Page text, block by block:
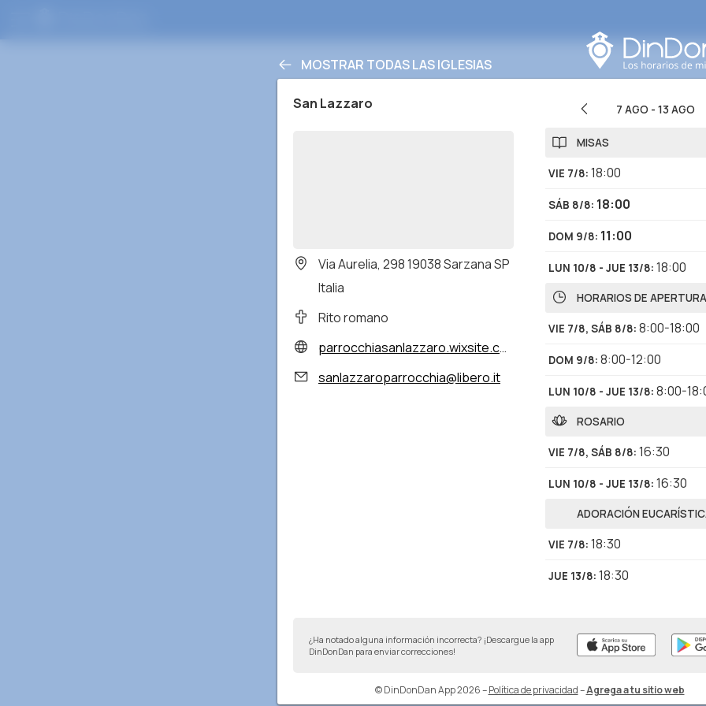
MOSTRAR TODAS LAS IGLESIAS
San Lazzaro
Via Aurelia, 298 19038 Sarzana SP
Italia
Rito romano
parrocchiasanlazzaro.wixsite.com/sanlazzaro
sanlazzaroparrocchia@libero.it
7 AGO - 13 AGO
MISAS
VIE 7/8: 18:00
SÁB 8/8: 18:00
DOM 9/8: 11:00
LUN 10/8 - JUE 13/8: 18:00
HORARIOS DE APERTURA
VIE 7/8, SÁB 8/8: 8:00-18:00
DOM 9/8: 8:00-12:00
LUN 10/8 - JUE 13/8: 8:00-
ROSARIO
VIE 7/8, SÁB 8/8: 16:30
LUN 10/8 - JUE 13/8: 16:30
ADORACIÓN
VIE 7/8: 18:30
JUE 13/8: 18:30
¿Ha notado alguna información incorrecta? ¡Descargue la app
DinDonDan para enviar correcciones!
© DinDonDan App 2026– Política de privacidad–Agrega a tu sitio web